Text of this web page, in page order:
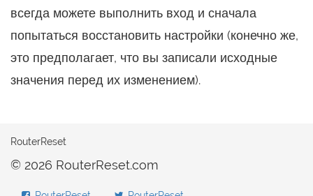
всегда можете выполнить вход и сначала
попытаться восстановить настройки (конечно же,
это предполагает, что вы записали исходные
значения перед их изменением).
RouterReset
© 2026 RouterReset.com